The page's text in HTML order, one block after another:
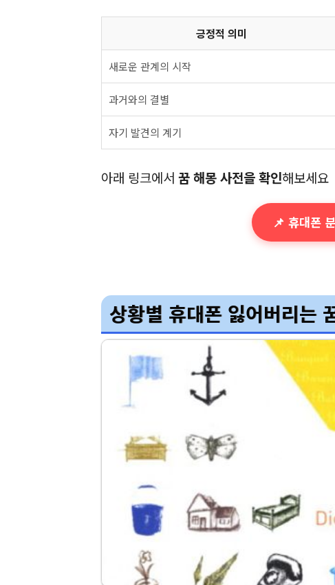
긍정적 의미
새로운 관계의 시작
과거와의 결별
자기 발견의 계기
아래 링크에서 꿈 해몽 사전을 확인해보세요
📌 휴대폰
상황별 휴대폰 잃어버리는